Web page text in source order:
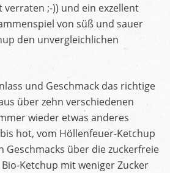
;-)) und ein exzellent
von süß und sauer
den unvergleichlichen
und Geschmack das richtige
über zehn verschiedenen
wieder etwas anderes
hot, vom Höllenfeuer-Ketchup
Geschmacks über die zuckerfreie
Ketchup mit weniger Zucker